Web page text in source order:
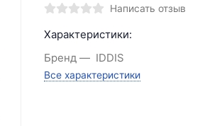
Написать отзыв
Характеристики:
Бренд
IDDIS
Все характеристики